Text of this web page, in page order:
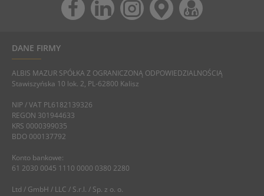
DANE FIRMY
ALBIS MAZUR SPÓŁKA Z OGRANICZONĄ ODPOWIEDZIALNOŚCIĄ
Stawiszyńska 10 lok. 2, PL-62800 Kalisz
NIP / VAT PL6182139326
REGON 301944633
KRS 0000399035
BDO 000137792
Konto bankowe:
61 2030 0045 1110 0000 0380 2280
Ltd / GmbH / LLC / S.r.l. / Sp. z o. o.